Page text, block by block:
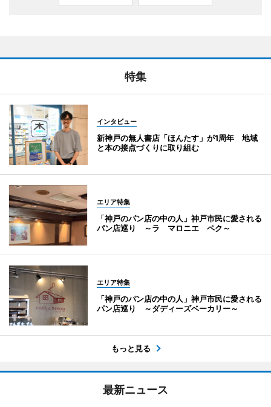
特集
インタビュー
新神戸の無人書店「ほんたす」が1周年 地域
と本の接点づくりに取り組む
エリア特集
「神戸のパン店の中の人」神戸市民に愛される
パン店巡り ～ラ マロニエ ペク～
エリア特集
「神戸のパン店の中の人」神戸市民に愛される
パン店巡り ～ダディーズベーカリー～
もっと見る
最新ニュース